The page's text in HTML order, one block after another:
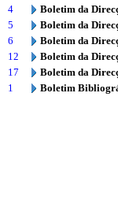
4
Boletim da
5
Boletim da
6
Boletim da
12
Boletim da
17
Boletim da
1
Boletim